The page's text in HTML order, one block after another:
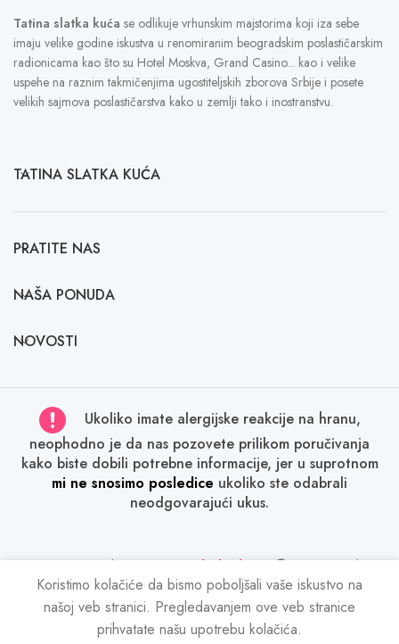
Tatina slatka kuća se odlikuje vrhunskim majstorima koji iza sebe
imaju velike godine iskustva u renomiranim beogradskim poslastičarskim
radionicama kao što su Hotel Moskva, Grand Casino... kao i velike
uspehe na raznim takmičenjima ugostiteljskih zborova Srbije i posete
velikih sajmova poslastičarstva kako u zemlji tako i inostranstvu.
TATINA SLATKA KUĆA
PRATITE NAS
NAŠA PONUDA
NOVOSTI
Ukoliko imate alergijske reakcije na hranu,
neophodno je da nas pozovete prilikom poručivanja
kako biste dobili potrebne informacije, jer u suprotnom
mi ne snosimo posledice ukoliko ste odabrali
neodgovarajući ukus.
Sva prava zadržanaTatina slatka kuća
2024. Svako
kopiranje sadržaja bez dozvole je kažnjivo po zakonu.
Koristimo kolačiće da bismo poboljšali vaše iskustvo na
našoj veb stranici. Pregledavanjem ove veb stranice
prihvatate našu upotrebu kolačića.